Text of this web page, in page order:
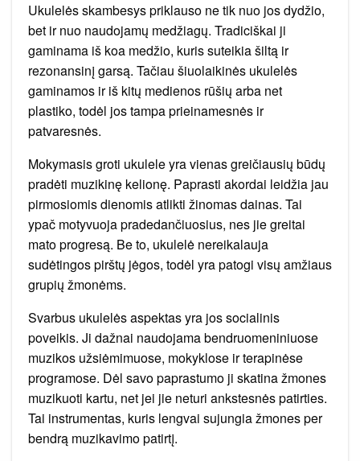
Ukulelės skambesys priklauso ne tik nuo jos dydžio,
bet ir nuo naudojamų medžiagų. Tradiciškai ji
gaminama iš koa medžio, kuris suteikia šiltą ir
rezonansinį garsą. Tačiau šiuolaikinės ukulelės
gaminamos ir iš kitų medienos rūšių arba net
plastiko, todėl jos tampa prieinamesnės ir
patvaresnės.
Mokymasis groti ukulele yra vienas greičiausių būdų
pradėti muzikinę kelionę. Paprasti akordai leidžia jau
pirmosiomis dienomis atlikti žinomas dainas. Tai
ypač motyvuoja pradedančiuosius, nes jie greitai
mato progresą. Be to, ukulelė nereikalauja
sudėtingos pirštų jėgos, todėl yra patogi visų amžiaus
grupių žmonėms.
Svarbus ukulelės aspektas yra jos socialinis
poveikis. Ji dažnai naudojama bendruomeniniuose
muzikos užsiėmimuose, mokyklose ir terapinėse
programose. Dėl savo paprastumo ji skatina žmones
muzikuoti kartu, net jei jie neturi ankstesnės patirties.
Tai instrumentas, kuris lengvai sujungia žmones per
bendrą muzikavimo patirtį.